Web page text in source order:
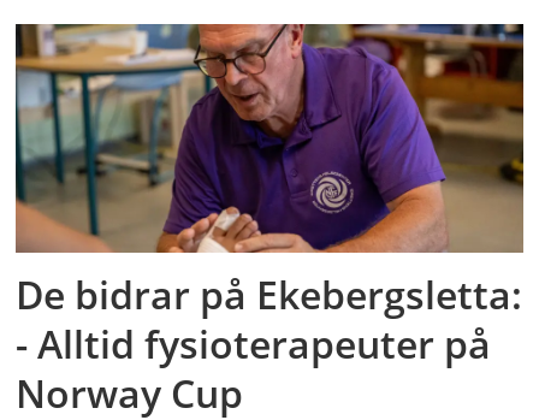
De bidrar på Ekebergsletta:
- Alltid fysioterapeuter på
Norway Cup